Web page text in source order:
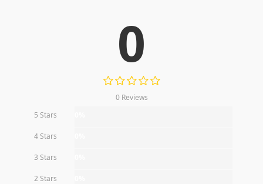
0
0 Reviews
5 Stars
4 Stars
3 Stars
2 Stars